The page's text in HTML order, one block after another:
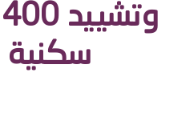
سكنية